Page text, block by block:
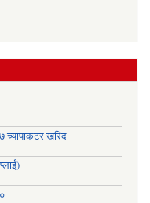
च्यापाकटर खरिद